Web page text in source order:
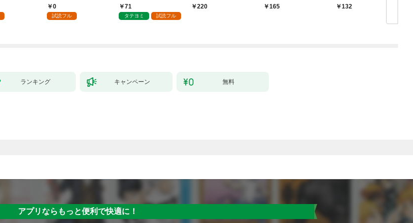
負をすることになりま
した第1話
0
試読フル
させてみせます
71
タテヨミ 試読フル
220
婚します～ 1
165
力なしのお世話係は魅
132
ランキング キャンペーン 無料
アプリならもっと便利で快適に！